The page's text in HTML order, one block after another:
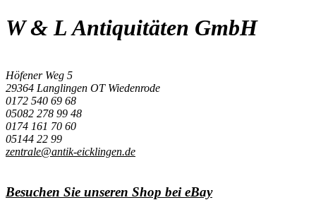
W & L Antiquitäten GmbH
Höfener Weg 5
29364 Langlingen OT Wiedenrode
0172 540 69 68
05082 278 99 48
0174 161 70 60
05144 22 99
zentrale@antik-eicklingen.de
Besuchen Sie unseren Shop bei eBay